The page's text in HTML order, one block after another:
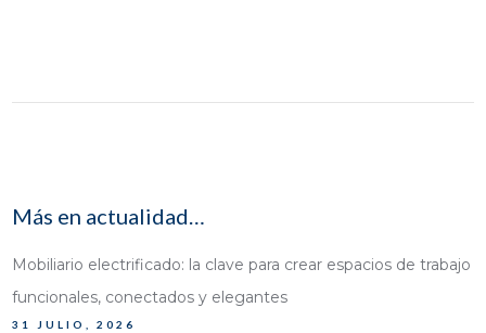
Más en actualidad…
Mobiliario electrificado: la clave para crear espacios de trabajo
funcionales, conectados y elegantes
31 JULIO, 2026